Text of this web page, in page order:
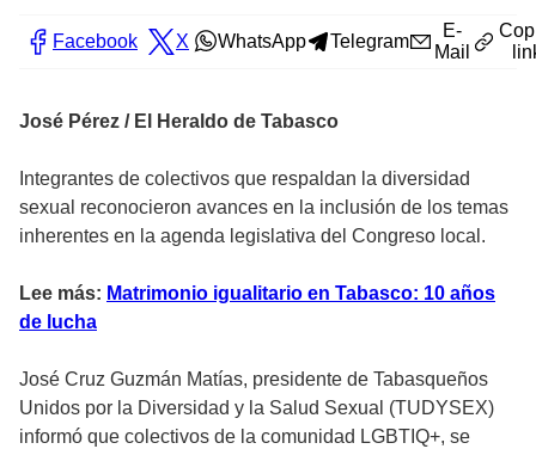
Facebook X WhatsApp Telegram
E-
Mail
José Pérez / El Heraldo de Tabasco
Integrantes de colectivos que respaldan la diversidad
sexual reconocieron avances en la inclusión de los temas
inherentes en la agenda legislativa del Congreso local.
Lee más: Matrimonio igualitario en Tabasco: 10 años
de lucha
José Cruz Guzmán Matías, presidente de Tabasqueños
Unidos por la Diversidad y la Salud Sexual (TUDYSEX)
informó que colectivos de la comunidad LGBTIQ+, se